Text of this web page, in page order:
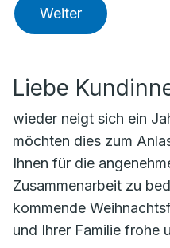
Weiter
Liebe
wieder neigt sich ein
möchten dies zum
Ihnen für die
Zusammenarbeit zu
kommende
und Ihrer Familie frohe